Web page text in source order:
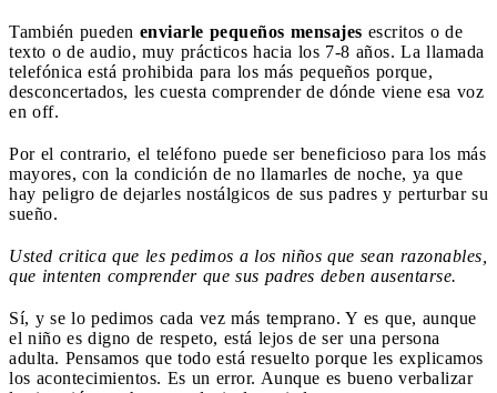
También pueden enviarle pequeños mensajes escritos o de
texto o de audio, muy prácticos hacia los 7-8 años. La llamada
telefónica está prohibida para los más pequeños porque,
desconcertados, les cuesta comprender de dónde viene esa voz
en off.
Por el contrario, el teléfono puede ser beneficioso para los más
mayores, con la condición de no llamarles de noche, ya que
hay peligro de dejarles nostálgicos de sus padres y perturbar su
sueño.
Usted critica que les pedimos a los niños que sean razonables,
que intenten comprender que sus padres deben ausentarse.
Sí, y se lo pedimos cada vez más temprano. Y es que, aunque
el niño es digno de respeto, está lejos de ser una persona
adulta. Pensamos que todo está resuelto porque les explicamos
los acontecimientos. Es un error. Aunque es bueno verbalizar